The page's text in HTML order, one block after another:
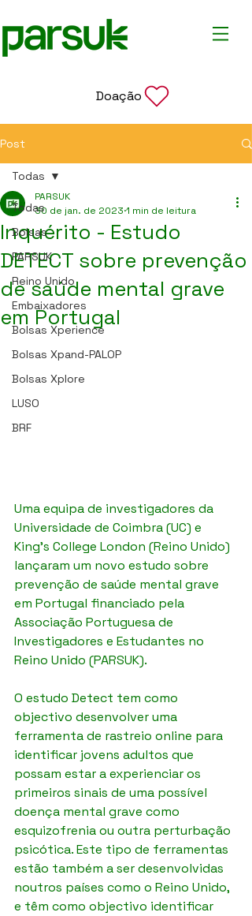
Doação
Post
Todas
Bolsas
PARSUK
Reino Unido
Embaixadores
Bolsas Xperience
Bolsas Xpand-PALOP
Bolsas Xplore
LUSO
BRF
Todas
Inquérito - Estudo
DETECT sobre prevenção
de saúde mental grave
em Portugal
PARSUK
30 de jan. de 2023 1 min de leitura
Uma equipa de investigadores da
Universidade de Coimbra (UC) e
King’s College London (Reino Unido)
lançaram um novo estudo sobre
prevenção de saúde mental grave
em Portugal financiado pela
Associação Portuguesa de
Investigadores e Estudantes no
Reino Unido (PARSUK).
O estudo Detect tem como
objectivo desenvolver uma
ferramenta de rastreio online para
identificar jovens adultos que
possam estar a experienciar os
primeiros sinais de uma possível
doença mental grave como
esquizofrenia ou outra perturbação
psicótica. Este tipo de ferramentas
estão também a ser desenvolvidas
noutros países como o Reino Unido,
e têm como objectivo identificar